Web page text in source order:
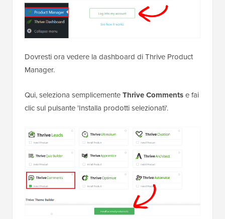
Dovresti ora vedere la dashboard di Thrive Product
Manager.
Qui, seleziona semplicementeThrive Commentse fai
clic sul pulsante 'Installa prodotti selezionati'.